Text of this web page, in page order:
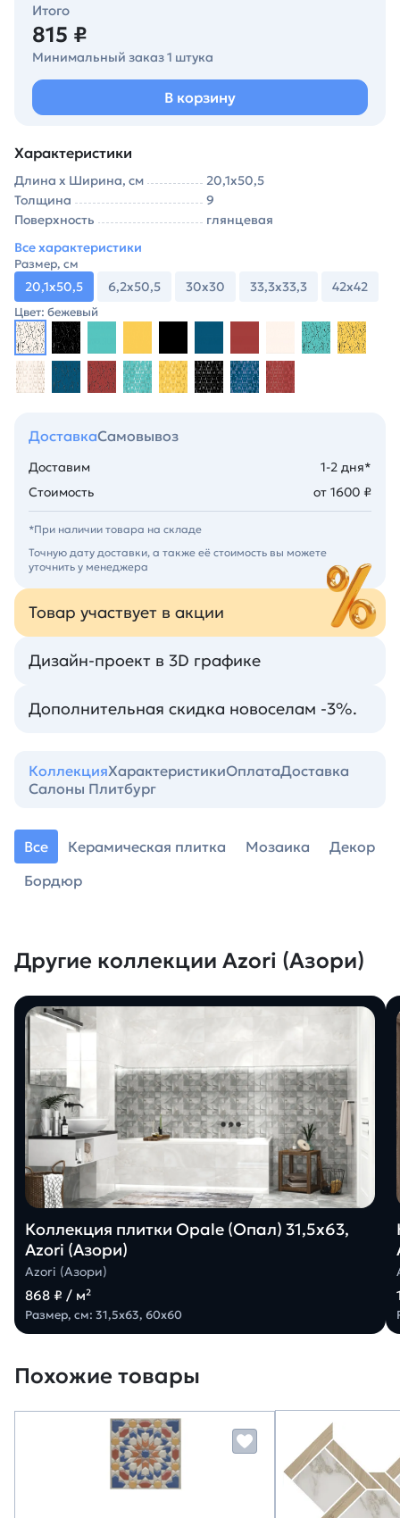
Итого
815 ₽
Минимальный заказ 1 штука
В корзину
Характеристики
Длина х Ширина, см
20,1х50,5
Толщина
9
Поверхность
глянцевая
Все характеристики
Размер, см
20,1х50,5 6,2х50,5 30х30 33,3х33,3 42х42
Цвет: бежевый
ДоставкаСамовывоз
Доставим
1-2 дня*
Стоимость
от 1600 ₽
*При наличии товара на складе
Точную дату доставки, а также её стоимость вы можете
уточнить у менеджера
Товар участвует в акции
Дизайн-проект в 3D графике
Дополнительная скидка новоселам -3%.
КоллекцияХарактеристикиОплатаДоставка
Салоны Плитбург
Все Керамическая плитка Мозаика
Декор
Бордюр
Другие коллекции Azori (Азори)
Коллекция плитки Opale (Опал) 31,5х63,
Azori (Азори)
Azori (Азори)
868 ₽ / м²
Размер, см: 31,5х63, 60х60
Похожие товары